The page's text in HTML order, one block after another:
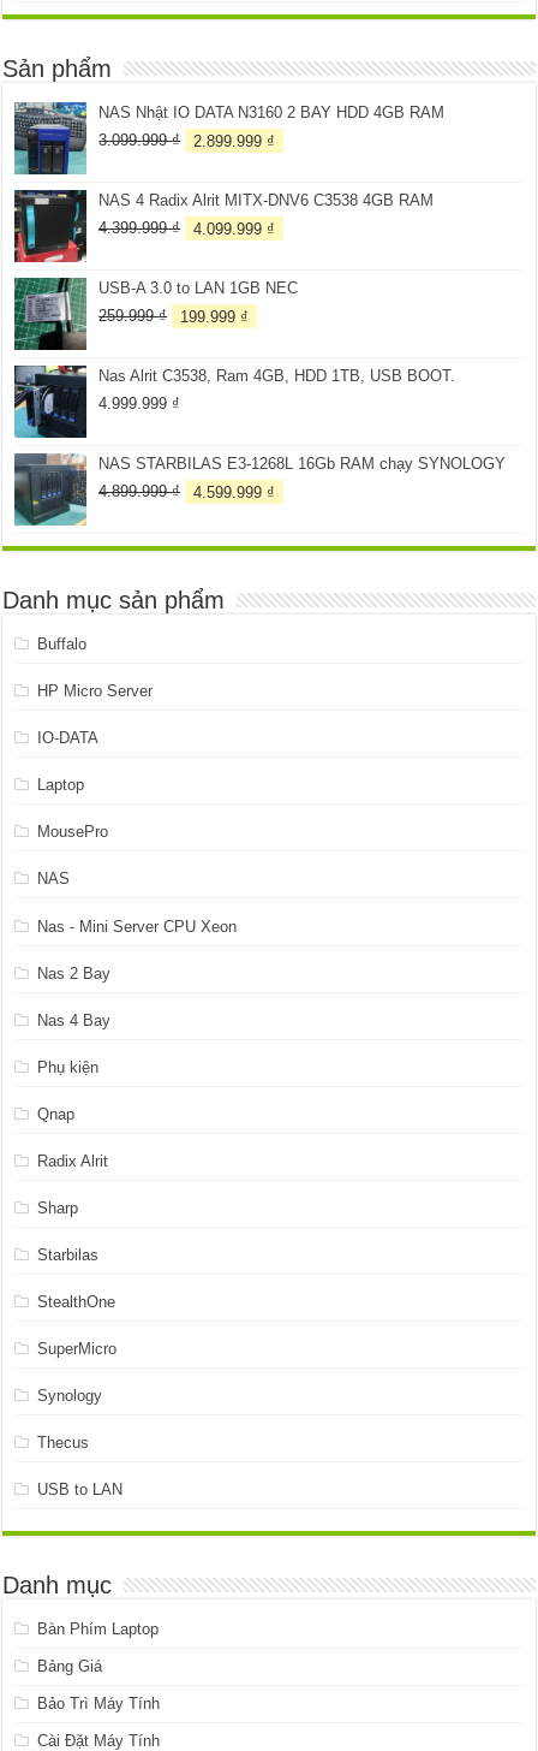
Sản phẩm
NAS Nhật IO DATA N3160 2 BAY HDD 4GB RAM
3.099.999₫
Giá
3.099.999 ₫.
2.899.999 ₫
là:
NAS 4 Radix Alrit MITX-DNV6 C3538 4GB RAM
4.399.999₫
Giá
4.399.999 ₫.
4.099.999 ₫
là:
USB-A 3.0 to LAN 1GB NEC
259.999₫
Giá
259.999 ₫.
199.999 ₫
là:
Nas Alrit C3538, Ram 4GB, HDD 1TB, USB BOOT.
4.999.999 ₫
NAS STARBILAS E3-1268L 16Gb RAM chạy SYNOLOGY
4.899.999₫
Giá
4.899.999 ₫.
4.599.999 ₫
là:
Danh mục sản phẩm
Buffalo
HP Micro Server
IO-DATA
Laptop
MousePro
NAS
Nas - Mini Server CPU Xeon
Nas 2 Bay
Nas 4 Bay
Phụ kiện
Qnap
Radix Alrit
Sharp
Starbilas
StealthOne
SuperMicro
Synology
Thecus
USB to LAN
Danh mục
Bàn Phím Laptop
Bảng Giá
Bảo Trì Máy Tính
Cài Đặt Máy Tính